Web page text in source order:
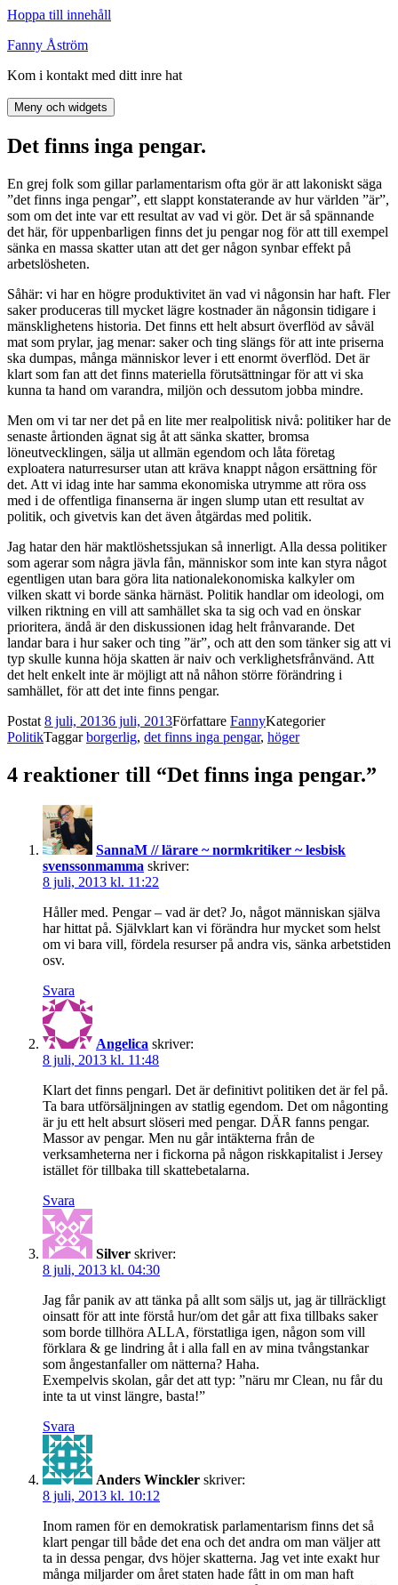
Hoppa till innehåll
Fanny Åström
Kom i kontakt med ditt inre hat
Meny och widgets
Det finns inga pengar.
En grej folk som gillar parlamentarism ofta gör är att lakoniskt säga
”det finns inga pengar”, ett slappt konstaterande av hur världen ”är”,
som om det inte var ett resultat av vad vi gör. Det är så spännande
det här, för uppenbarligen finns det ju pengar nog för att till exempel
sänka en massa skatter utan att det ger någon synbar effekt på
arbetslösheten.
Såhär: vi har en högre produktivitet än vad vi någonsin har haft. Fler
saker produceras till mycket lägre kostnader än någonsin tidigare i
mänsklighetens historia. Det finns ett helt absurt överflöd av såväl
mat som prylar, jag menar: saker och ting slängs för att inte priserna
ska dumpas, många människor lever i ett enormt överflöd. Det är
klart som fan att det finns materiella förutsättningar för att vi ska
kunna ta hand om varandra, miljön och dessutom jobba mindre.
Men om vi tar ner det på en lite mer realpolitisk nivå: politiker har de
senaste årtionden ägnat sig åt att sänka skatter, bromsa
löneutvecklingen, sälja ut allmän egendom och låta företag
exploatera naturresurser utan att kräva knappt någon ersättning för
det. Att vi idag inte har samma ekonomiska utrymme att röra oss
med i de offentliga finanserna är ingen slump utan ett resultat av
politik, och givetvis kan det även åtgärdas med politik.
Jag hatar den här maktlöshetssjukan så innerligt. Alla dessa politiker
som agerar som några jävla fån, människor som inte kan styra något
egentligen utan bara göra lita nationalekonomiska kalkyler om
vilken skatt vi borde sänka härnäst. Politik handlar om ideologi, om
vilken riktning en vill att samhället ska ta sig och vad en önskar
prioritera, ändå är den diskussionen idag helt frånvarande. Det
landar bara i hur saker och ting ”är”, och att den som tänker sig att vi
typ skulle kunna höja skatten är naiv och verklighetsfrånvänd. Att
det helt enkelt inte är möjligt att nå nåhon större förändring i
samhället, för att det inte finns pengar.
Postat 8 juli, 20136 juli, 2013Författare FannyKategorier
PolitikTaggarborgerlig, det finns inga pengar, höger
4 reaktioner till “Det finns inga pengar.”
SannaM // lärare ~ normkritiker ~ lesbisk
svenssonmamma skriver:
8 juli, 2013 kl. 11:22
Håller med. Pengar – vad är det? Jo, något människan själva
har hittat på. Självklart kan vi förändra hur mycket som helst
om vi bara vill, fördela resurser på andra vis, sänka arbetstiden
osv.
Svara
Angelica skriver:
8 juli, 2013 kl. 11:48
Klart det finns pengarl. Det är definitivt politiken det är fel på.
Ta bara utförsäljningen av statlig egendom. Det om någonting
är ju ett helt absurt slöseri med pengar. DÄR fanns pengar.
Massor av pengar. Men nu går intäkterna från de
verksamheterna ner i fickorna på någon riskkapitalist i Jersey
istället för tillbaka till skattebetalarna.
Svara
Silver skriver:
8 juli, 2013 kl. 04:30
Jag får panik av att tänka på allt som säljs ut, jag är tillräckligt
oinsatt för att inte förstå hur/om det går att fixa tillbaks saker
som borde tillhöra ALLA, förstatliga igen, någon som vill
förklara & ge lindring åt i alla fall en av mina tvångstankar
som ångestanfaller om nätterna? Haha.
Exempelvis skolan, går det att typ: ”näru mr Clean, nu får du
inte ta ut vinst längre, basta!”
Svara
Anders Winckler skriver:
8 juli, 2013 kl. 10:12
Inom ramen för en demokratisk parlamentarism finns det så
klart pengar till både det ena och det andra om man väljer att
ta in dessa pengar, dvs höjer skatterna. Jag vet inte exakt hur
många miljarder om året staten hade fått in om man haft